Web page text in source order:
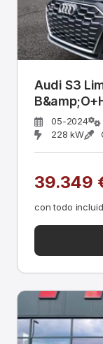
Audi S3
05-2024
228 kW
39.349
con todo